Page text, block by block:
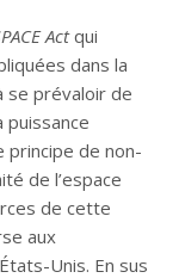
Actqui
dans la
se prévaloir de
puissance
principe de non-
de l’espace
de cette
aux
Unis. En sus